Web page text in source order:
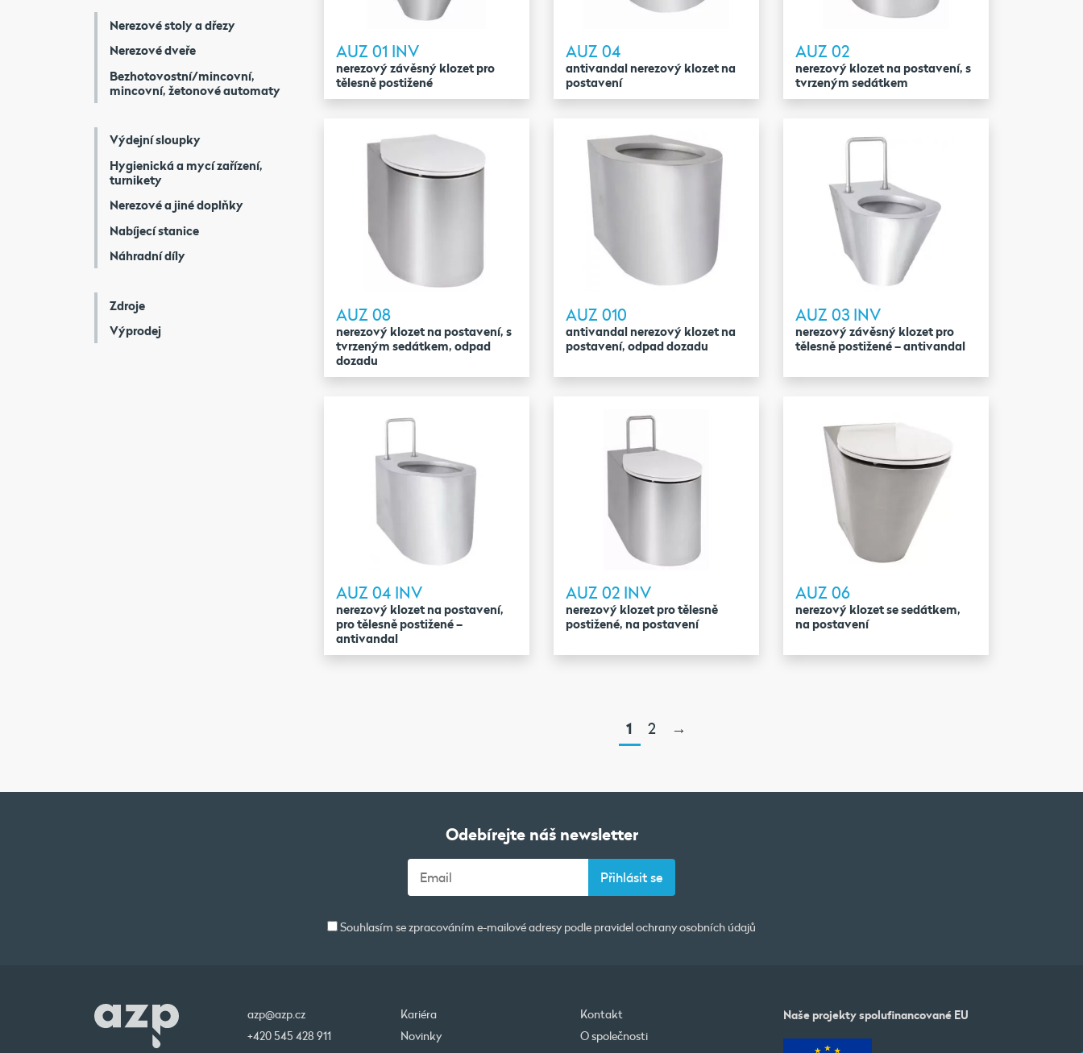
Nerezové stoly a dřezy
Nerezové dveře
Bezhotovostní/mincovní,
mincovní, žetonové automaty
Výdejní sloupky
Hygienická a mycí zařízení,
turnikety
Nerezové a jiné doplňky
Nabíjecí stanice
Náhradní díly
Zdroje
Výprodej
AUZ 01 INV
nerezový závěsný klozet pro
tělesně postižené
AUZ 04
antivandal nerezový klozet na
postavení
AUZ 02
nerezový klozet na postavení, s
tvrzeným sedátkem
AUZ 08
nerezový klozet na postavení, s
tvrzeným sedátkem, odpad
dozadu
AUZ 010
antivandal nerezový klozet na
postavení, odpad dozadu
AUZ 03 INV
nerezový závěsný klozet pro
tělesně postižené – antivandal
AUZ 04 INV
nerezový klozet na postavení,
pro tělesně postižené –
antivandal
AUZ 02 INV
nerezový klozet pro tělesně
postižené, na postavení
AUZ 06
nerezový klozet se sedátkem,
na postavení
1 2 →
Odebírejte náš newsletter
Souhlasím se zpracováním e-mailové adresy podle pravidelochrany osobních údajů
azp@azp.cz
+420 545 428 911
Kariéra
Kontakt
Novinky
O společnosti
Naše projekty spolufinancované EU